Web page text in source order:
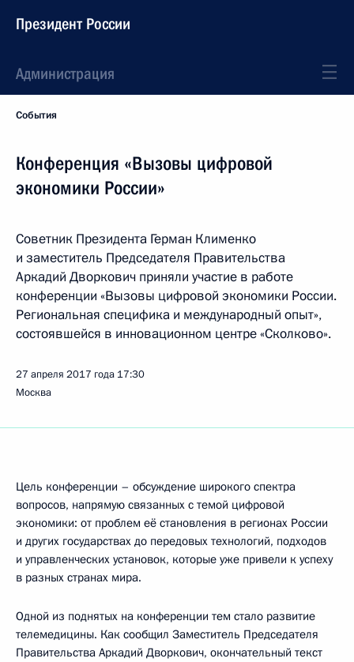
Президент России
Администрация
События
Конференция «Вызовы цифровой
экономики России»
Советник Президента Герман Клименко
и заместитель Председателя Правительства
Аркадий Дворкович приняли участие в работе
конференции «Вызовы цифровой экономики России.
Региональная специфика и международный опыт»,
состоявшейся в инновационном центре «Сколково».
27 апреля 2017 года 17:30
Москва
Цель конференции – обсуждение широкого спектра
вопросов, напрямую связанных с темой цифровой
экономики: от проблем её становления в регионах России
и других государствах до передовых технологий, подходов
и управленческих установок, которые уже привели к успеху
в разных странах мира.
Одной из поднятых на конференции тем стало развитие
телемедицины. Как сообщил Заместитель Председателя
Правительства Аркадий Дворкович, окончательный текст